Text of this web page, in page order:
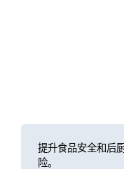
提升食品安全和后
险。